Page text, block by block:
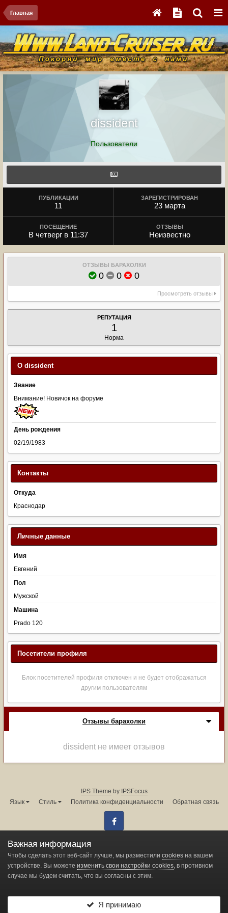
Главная
dissident
Пользователи
ПУБЛИКАЦИИ
11
ЗАРЕГИСТРИРОВАН
23 марта
ПОСЕЩЕНИЕ
В четверг в 11:37
ОТЗЫВЫ
Неизвестно
ОТЗЫВЫ БАРАХОЛКИ
0 0 0
Просмотреть отзывы
РЕПУТАЦИЯ
1
Норма
О dissident
Звание
Внимание! Новичок на форуме
День рождения
02/19/1983
Контакты
Откуда
Краснодар
Личные данные
Имя
Евгений
Пол
Мужской
Машина
Prado 120
Посетители профиля
Блок посетителей профиля отключен и не будет отображаться
другим пользователям
Отзывы барахолки
dissident не имеет отзывов
IPS Theme by IPSFocus
Язык
Стиль Политика конфиденциальности Обратная связь
Администрация форума:
Powered by Invision Community
Change privacy settings
Важная информация
Чтобы сделать этот веб-сайт лучше, мы разместили cookies на вашем
устройстве. Вы можете изменить свои настройки cookies, в противном
случае мы будем считать, что вы согласны с этим.
Я принимаю